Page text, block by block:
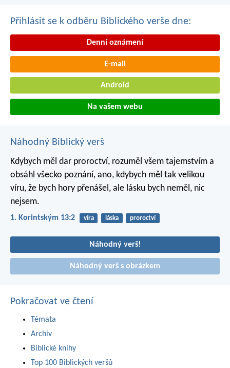
Přihlásit se k odběru Biblického verše dne:
Denní oznámení
E-mail
Android
Na vašem webu
Náhodný Biblický verš
Kdybych měl dar proroctví, rozuměl všem tajemstvím a
obsáhl všecko poznání, ano, kdybych měl tak velikou
víru, že bych hory přenášel, ale lásku bych neměl, nic
nejsem.
1. Korintským 13:2 víra láska proroctví
Náhodný verš!
Náhodný verš s obrázkem
Pokračovat ve čtení
Témata
Archiv
Biblické knihy
Top 100 Biblických veršů